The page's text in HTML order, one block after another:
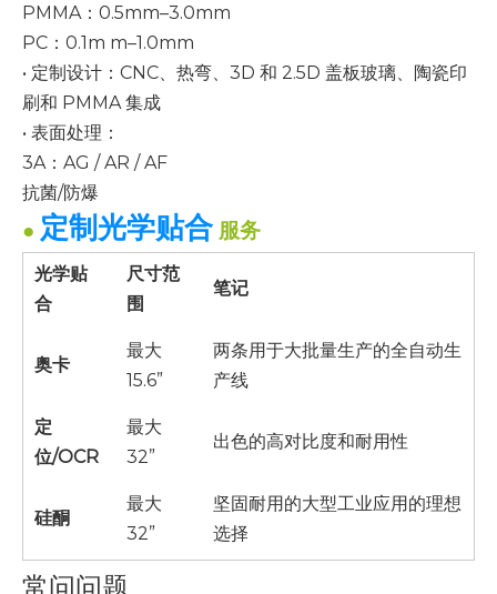
PMMA：0.5mm–3.0mm
PC：0.1m m–1.0mm
• 定制设计：CNC、热弯、3D 和 2.5D 盖板玻璃、陶瓷印
刷和 PMMA 集成
• 表面处理：
3A：AG / AR / AF
抗菌/防爆
● 定制光学贴合服务
光学贴
合
尺寸范
围
笔记
奥卡
最大
15.6”
两条用于大批量生产的全自动生
产线
定
位/OCR
最大
32”
出色的高对比度和耐用性
硅酮
最大
32”
坚固耐用的大型工业应用的理想
选择
常问问题